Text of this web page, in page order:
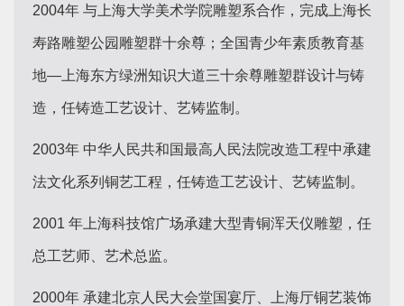
2004年 与上海大学美术学院雕塑系合作，完成上海长
寿路雕塑公园雕塑群十余尊；全国青少年素质教育基
地—上海东方绿洲知识大道三十余尊雕塑群设计与铸
造，任铸造工艺设计、艺铸监制。
2003年 中华人民共和国最高人民法院改造工程中承建
法文化系列铜艺工程，任铸造工艺设计、艺铸监制。
2001 年上海科技馆广场承建大型青铜浑天仪雕塑，任
总工艺师、艺术总监。
2000年 承建北京人民大会堂国宴厅、上海厅铜艺装饰